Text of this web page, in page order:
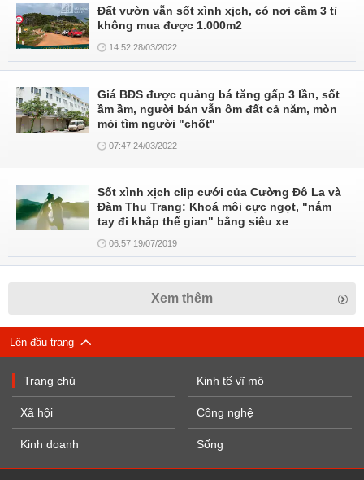
Đất vườn vẫn sốt xình xịch, có nơi cầm 3 tỉ
không mua được 1.000m2
14:52 28/03/2022
Giá BĐS được quảng bá tăng gấp 3 lần, sốt
ầm ầm, người bán vẫn ôm đất cả năm, mòn
mỏi tìm người "chốt"
07:47 24/03/2022
Sốt xình xịch clip cưới của Cường Đô La và
Đàm Thu Trang: Khoá môi cực ngọt, "nắm
tay đi khắp thế gian" bằng siêu xe
06:57 19/07/2019
Xem thêm
Lên đầu trang
Trang chủ
Xã hội
Kinh doanh
Kinh tế vĩ mô
Công nghệ
Sống